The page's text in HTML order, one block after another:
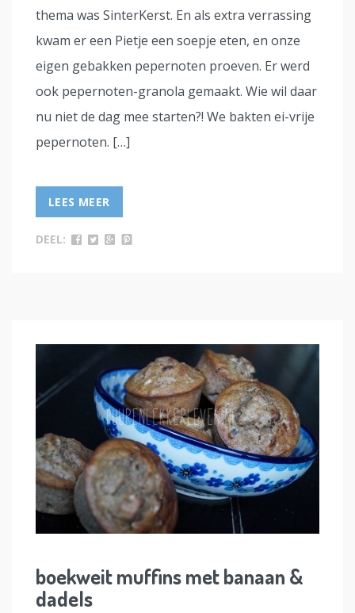
thema was SinterKerst. En als extra verrassing
kwam er een Pietje een soepje eten, en onze
eigen gebakken pepernoten proeven. Er werd
ook pepernoten-granola gemaakt. Wie wil daar
nu niet de dag mee starten?! We bakten ei-vrije
pepernoten. […]
LEES MEER
DEEL:
boekweit muffins met banaan &
dadels